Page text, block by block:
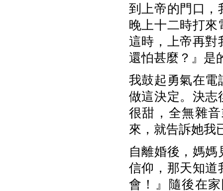
到上帝的門口，
晚上十二時打來
這時，上帝再對
還怕甚麼？』是
我鼓起勇氣在電
做這決定。決志
很甜，全無雜
來，就告訴她我
自離婚後，媽
信仰，那天知道
會！』隨後在